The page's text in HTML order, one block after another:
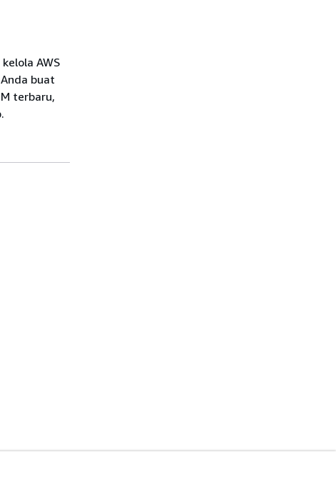
AWS
buat
terbaru,